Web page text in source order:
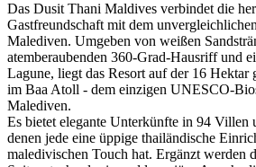
Das Dusit Thani Maldives verbindet die
Gastfreundschaft mit dem
Malediven. Umgeben von weißen
atemberaubenden 360-Grad-Hausriff und
Lagune, liegt das Resort auf der 16 Hektar
im Baa Atoll - dem einzigen UNESCO-
Malediven.
Es bietet elegante Unterkünfte in 94 Villen
denen jede eine üppige thailändische
maledivischen Touch hat. Ergänzt werden